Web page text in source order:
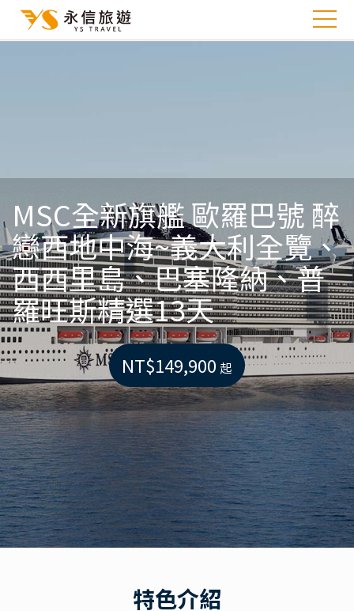
MSC全新旗艦 歐羅巴號 醉
戀西地中海~義大利全覽、
西西里島、巴塞隆納、普
羅旺斯精選13天
NT$149,900 起
特色介紹